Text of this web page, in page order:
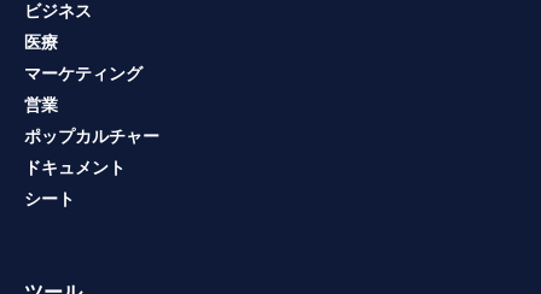
ビジネス
医療
マーケティング
営業
ポップカルチャー
ドキュメント
シート